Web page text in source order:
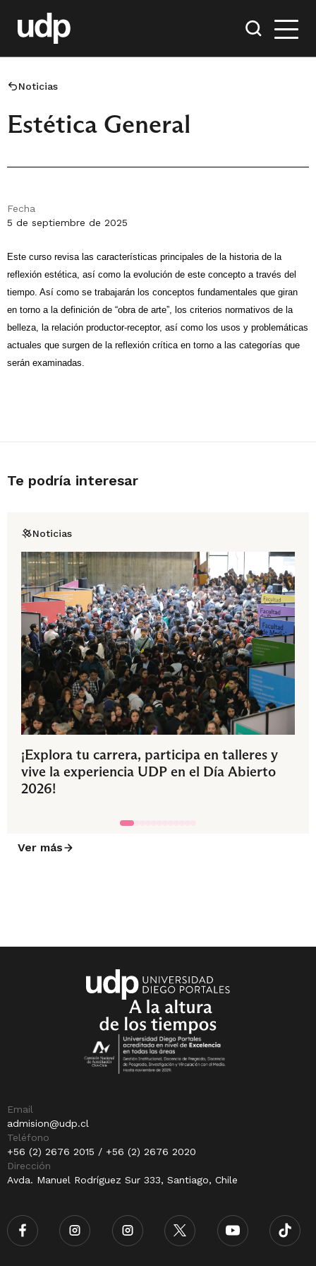
Noticias
Estética General
Fecha
5 de septiembre de 2025
Este curso revisa las características principales de la historia de la
reflexión estética, así como la evolución de este concepto a través del
tiempo. Así como se trabajarán los conceptos fundamentales que giran
en torno a la definición de “obra de arte”, los criterios normativos de la
belleza, la relación productor-receptor, así como los usos y problemáticas
actuales que surgen de la reflexión crítica en torno a las categorías que
serán examinadas.
Te podría interesar
Noticias
¡Explora tu carrera, participa en talleres y
vive la experiencia UDP en el Día Abierto
2026!
Ver más
Email
admision@udp.cl
Teléfono
+56 (2) 2676 2015 / +56 (2) 2676 2020
Dirección
Avda. Manuel Rodríguez Sur 333, Santiago, Chile